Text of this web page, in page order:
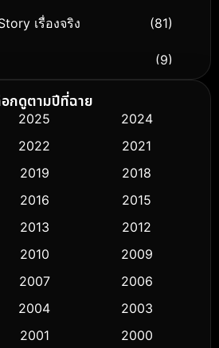
เรื่องจริง (81)
(9)
(50)
(443)
(518)
อกดูตามปีที่ฉาย
2025
2024
2022
2021
2019
2018
2016
2015
2013
2012
2010
2009
2007
2006
2004
2003
2001
2000